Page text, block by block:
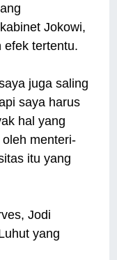
Jokowi,
efek tertentu.
juga saling
saya harus
hal yang
menteri-
itu yang
Jodi
yang